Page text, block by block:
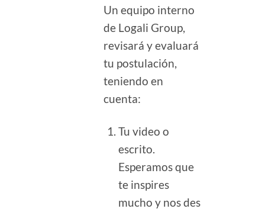
Un equipo interno
de Logali Group,
revisará y evaluará
tu postulación,
teniendo en
cuenta:
Tu video o
escrito.
Esperamos que
te inspires
mucho y nos des